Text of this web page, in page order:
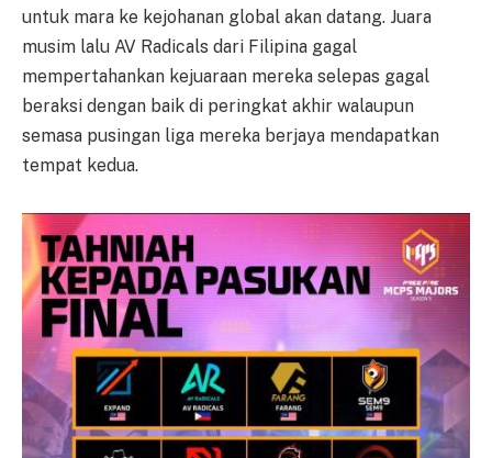
untuk mara ke kejohanan global akan datang. Juara
musim lalu AV Radicals dari Filipina gagal
mempertahankan kejuaraan mereka selepas gagal
beraksi dengan baik di peringkat akhir walaupun
semasa pusingan liga mereka berjaya mendapatkan
tempat kedua.